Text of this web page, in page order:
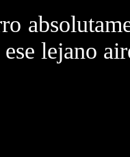
lejano